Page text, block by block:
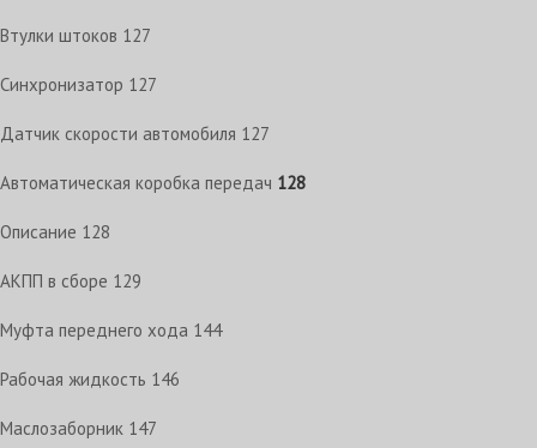
Втулки штоков 127
Синхронизатор 127
Датчик скорости автомобиля 127
Автоматическая коробка передач 128
Описание 128
АКПП в сборе 129
Муфта переднего хода 144
Рабочая жидкость 146
Маслозаборник 147